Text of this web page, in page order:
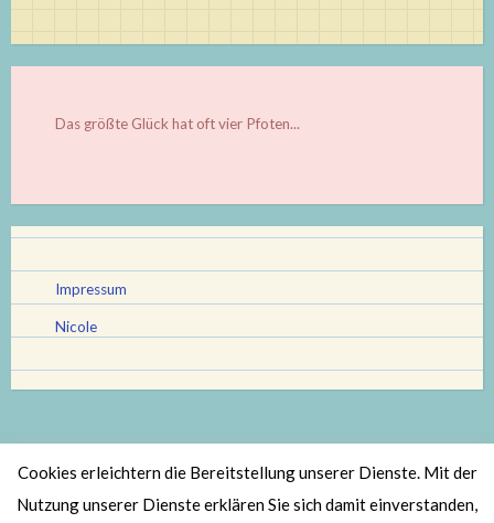
Das größte Glück hat oft vier Pfoten...
Impressum
Nicole
Stolz bereitgestellt von WordPress |
Theme: Scratchpad von
Cookies erleichtern die Bereitstellung unserer Dienste. Mit der
Nutzung unserer Dienste erklären Sie sich damit einverstanden,